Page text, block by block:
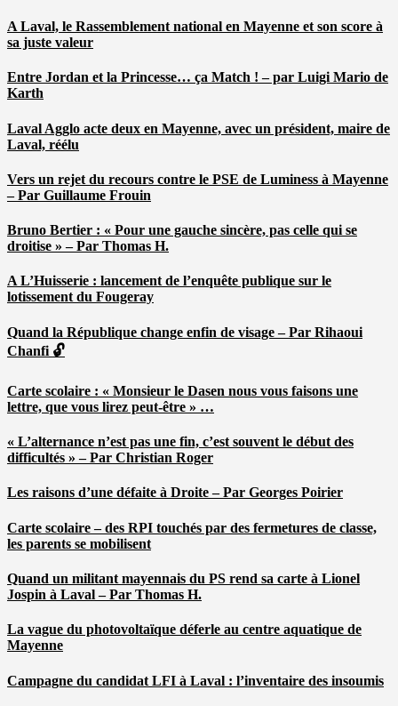
A Laval, le Rassemblement national en Mayenne et son score à
sa juste valeur
Entre Jordan et la Princesse… ça Match ! – par Luigi Mario de
Karth
Laval Agglo acte deux en Mayenne, avec un président, maire de
Laval, réélu
Vers un rejet du recours contre le PSE de Luminess à Mayenne
– Par Guillaume Frouin
Bruno Bertier : « Pour une gauche sincère, pas celle qui se
droitise » – Par Thomas H.
A L’Huisserie : lancement de l’enquête publique sur le
lotissement du Fougeray
Quand la République change enfin de visage – Par Rihaoui
Chanfi 🔓
Carte scolaire : « Monsieur le Dasen nous vous faisons une
lettre, que vous lirez peut-être » …
« L’alternance n’est pas une fin, c’est souvent le début des
difficultés » – Par Christian Roger
Les raisons d’une défaite à Droite – Par Georges Poirier
Carte scolaire – des RPI touchés par des fermetures de classe,
les parents se mobilisent
Quand un militant mayennais du PS rend sa carte à Lionel
Jospin à Laval – Par Thomas H.
La vague du photovoltaïque déferle au centre aquatique de
Mayenne
Campagne du candidat LFI à Laval : l’inventaire des insoumis